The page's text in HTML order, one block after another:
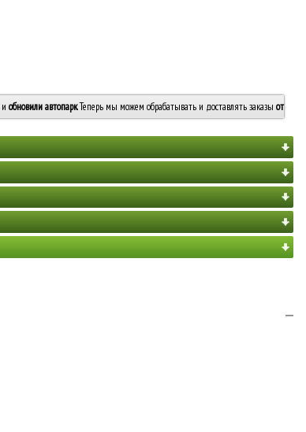
и обновили автопарк. Теперь мы можем обрабатывать и доставлять заказы от